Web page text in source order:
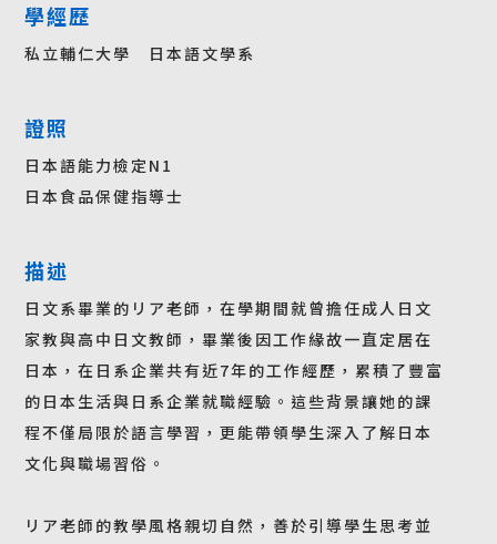
學經歷
私立輔仁大學 日本語文學系
證照
日本語能力檢定N1
日本食品保健指導士
描述
日文系畢業的リア老師，在學期間就曾擔任成人日文
家教與高中日文教師，畢業後因工作緣故一直定居在
日本，在日系企業共有近7年的工作經歷，累積了豐富
的日本生活與日系企業就職經驗。這些背景讓她的課
程不僅局限於語言學習，更能帶領學生深入了解日本
文化與職場習俗。
リア老師的教學風格親切自然，善於引導學生思考並